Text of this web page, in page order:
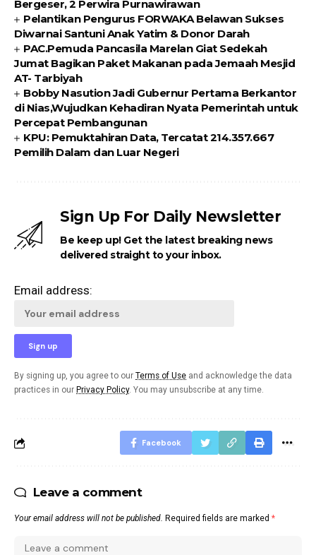
Bergeser, 2 Perwira Purnawirawan
Pelantikan Pengurus FORWAKA Belawan Sukses
Diwarnai Santuni Anak Yatim & Donor Darah
PAC.Pemuda Pancasila Marelan Giat Sedekah
Jumat Bagikan Paket Makanan pada Jemaah Mesjid
AT- Tarbiyah
Bobby Nasution Jadi Gubernur Pertama Berkantor
di Nias,Wujudkan Kehadiran Nyata Pemerintah untuk
Percepat Pembangunan
KPU: Pemuktahiran Data, Tercatat 214.357.667
Pemilih Dalam dan Luar Negeri
Sign Up For Daily Newsletter
Be keep up! Get the latest breaking news
delivered straight to your inbox.
Email address:
By signing up, you agree to our Terms of Use and acknowledge the data
practices in our Privacy Policy. You may unsubscribe at any time.
Facebook
Leave a comment
Your email address will not be published. Required fields are marked *